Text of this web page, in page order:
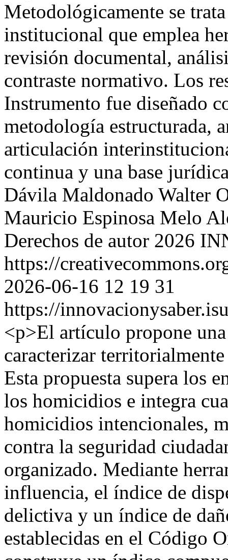
Metodológicamente se
institucional que emplea
revisión documental,
contraste normativo. Los
Instrumento fue diseñado
metodología estructurada,
articulación
continua y una base
Dávila Maldonado Walter
Mauricio Espinosa Melo
Derechos de autor 2026
https://
2026-06-16 12 19 31
https://
<p>El artículo propone
caracterizar
Esta propuesta supera los
los homicidios e integra
homicidios intencionales,
contra la seguridad
organizado. Mediante
influencia, el índice de
delictiva y un índice de
establecidas en el Código